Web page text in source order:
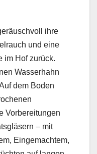
ihre
und eine
im Hof ​​zurück.
Wasserhahn
dem Boden
Vorbereitungen
– mit
Eingemachtem,